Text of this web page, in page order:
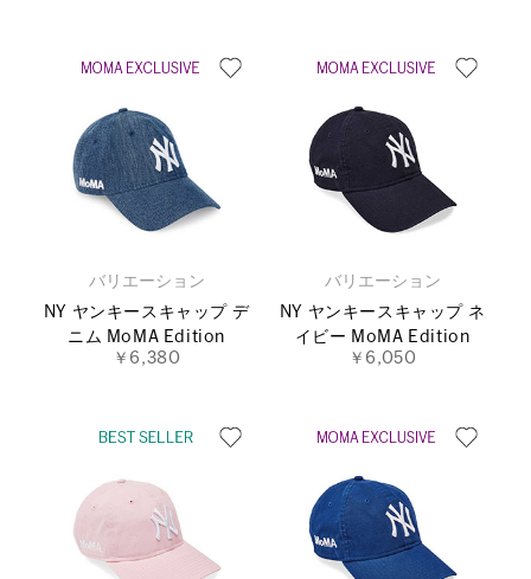
バリエーション
NY ヤンキースキャップ デ
ニム MoMA Edition
￥6,380
バリエーション
NY ヤンキースキャップ ネ
イビー MoMA Edition
￥6,050